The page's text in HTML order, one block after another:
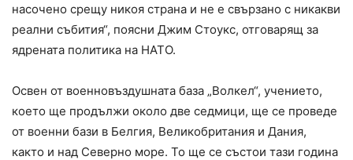
насочено срещу никоя страна и не е свързано с никакви
реални събития“, поясни Джим Стоукс, отговарящ за
ядрената политика на НАТО.
Освен от военновъздушната база „Волкел“, учението,
което ще продължи около две седмици, ще се проведе
от военни бази в Белгия, Великобритания и Дания,
както и над Северно море. То ще се състои тази година